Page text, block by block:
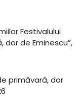
Festivalului
dor de Eminescu”,
primăvară, dor